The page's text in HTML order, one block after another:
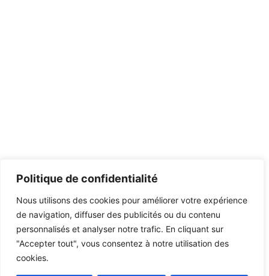
Politique de confidentialité
Nous utilisons des cookies pour améliorer votre expérience
de navigation, diffuser des publicités ou du contenu
personnalisés et analyser notre trafic. En cliquant sur
"Accepter tout", vous consentez à notre utilisation des
cookies.